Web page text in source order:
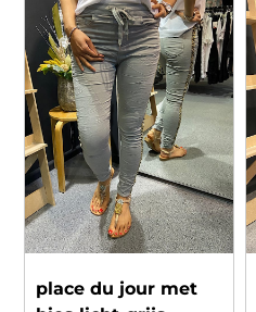
place du jour met